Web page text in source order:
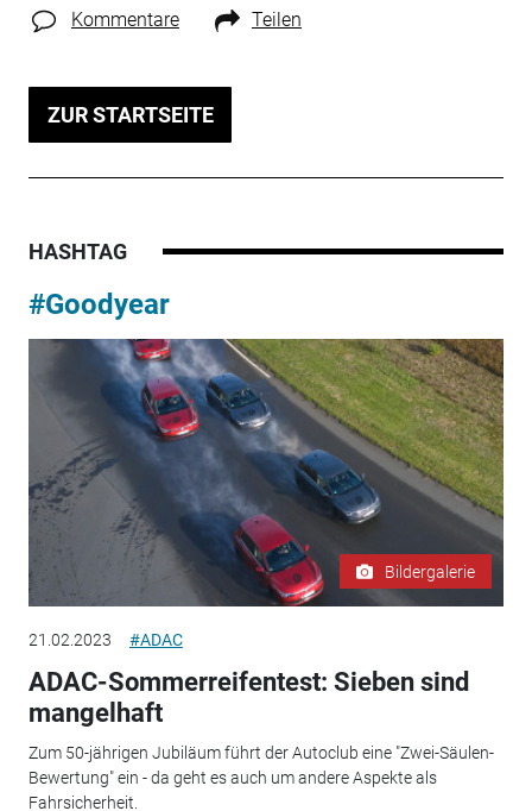
Kommentare Teilen
ZUR STARTSEITE
HASHTAG
#Goodyear
Bildergalerie
21.02.2023 #ADAC
ADAC-Sommerreifentest: Sieben sind
mangelhaft
Zum 50-jährigen Jubiläum führt der Autoclub eine "Zwei-Säulen-
Bewertung" ein - da geht es auch um andere Aspekte als
Fahrsicherheit.